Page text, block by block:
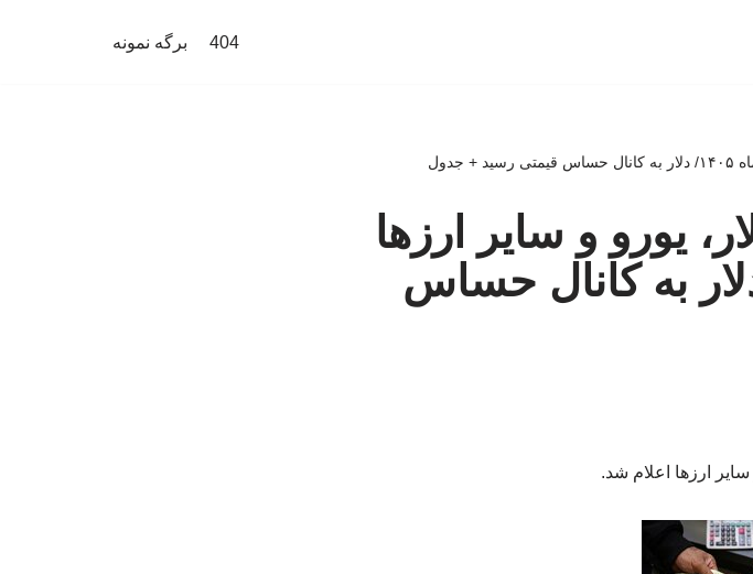
404 برگه نمونه
یورو و سایر ارزها
۱۷ تیرماه ۱۴۰۵/ دلار به کانال حساس
ارزها اعلام شد.